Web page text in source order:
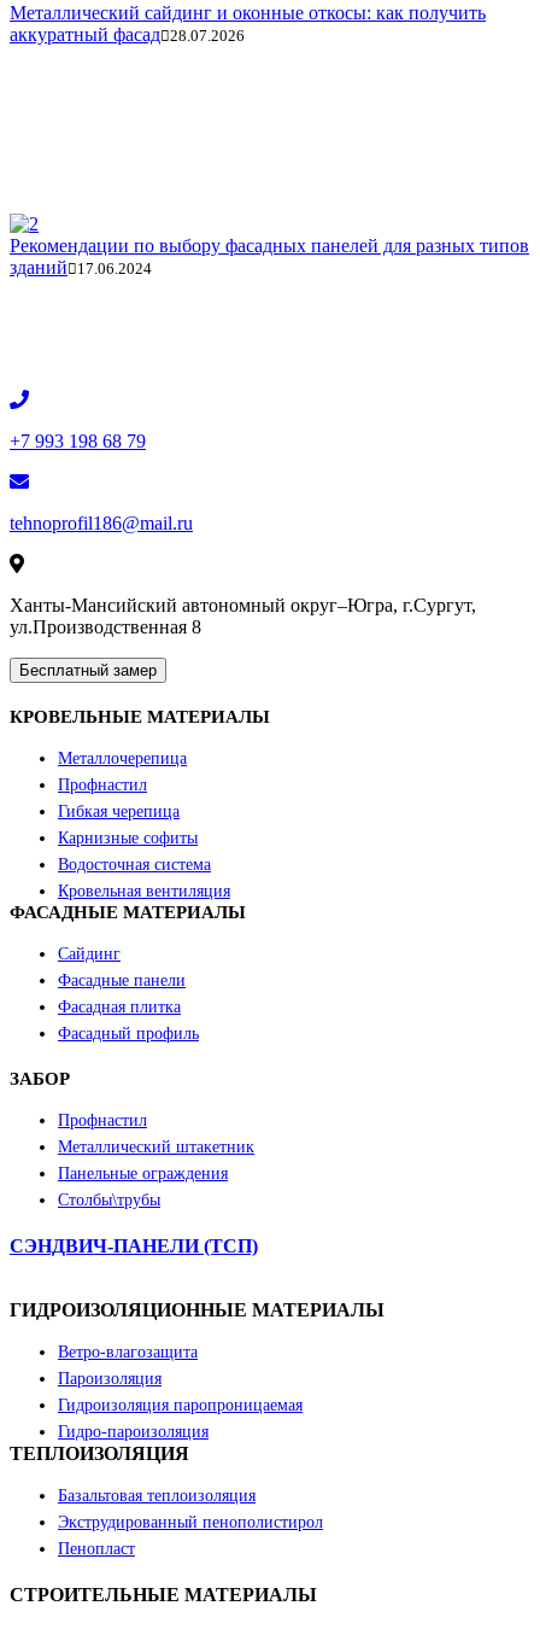
Металлический сайдинг и оконные откосы: как получить
аккуратный фасад 28.07.2026
Рекомендации по выбору фасадных панелей для разных типов
зданий
17.06.2024
+7 993 198 68 79
tehnoprofil186@mail.ru
Ханты-Мансийский автономный округ–Югра, г.Сургут,
ул.Производственная 8
Бесплатный замер
КРОВЕЛЬНЫЕ МАТЕРИАЛЫ
Металлочерепица
Профнастил
Гибкая черепица
Карнизные софиты
Водосточная система
Кровельная вентиляция
ФАСАДНЫЕ МАТЕРИАЛЫ
Сайдинг
Фасадные панели
Фасадная плитка
Фасадный профиль
ЗАБОР
Профнастил
Металлический штакетник
Панельные ограждения
Столбы\трубы
СЭНДВИЧ-ПАНЕЛИ (ТСП)
ГИДРОИЗОЛЯЦИОННЫЕ МАТЕРИАЛЫ
Ветро-влагозащита
Пароизоляция
Гидроизоляция паропроницаемая
Гидро-пароизоляция
ТЕПЛОИЗОЛЯЦИЯ
Базальтовая теплоизоляция
Экструдированный пенополистирол
Пенопласт
СТРОИТЕЛЬНЫЕ МАТЕРИАЛЫ